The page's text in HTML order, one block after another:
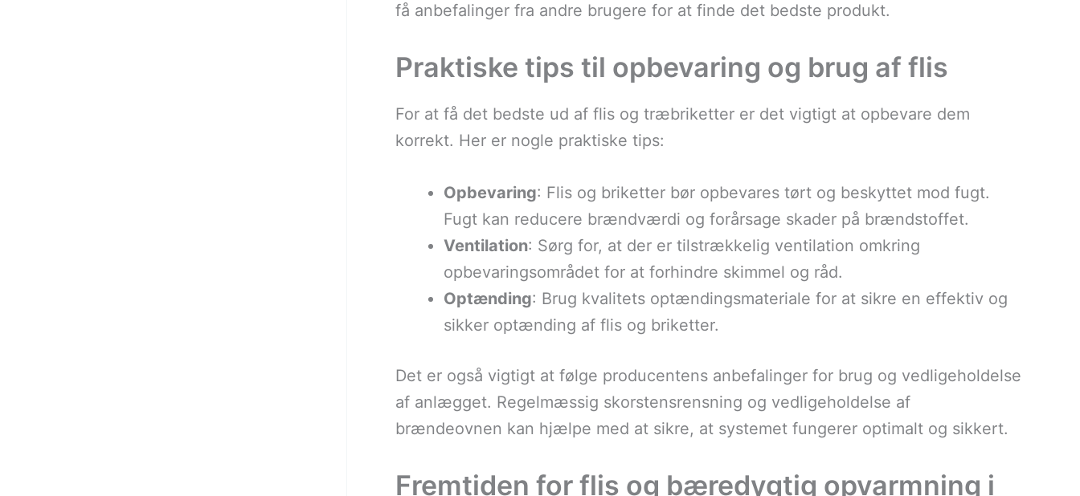
få anbefalinger fra andre brugere for at finde det bedste produkt.
Praktiske tips til opbevaring og brug af flis
For at få det bedste ud af flis og træbriketter er det vigtigt at opbevare dem
korrekt. Her er nogle praktiske tips:
Opbevaring: Flis og briketter bør opbevares tørt og beskyttet mod fugt.
Fugt kan reducere brændværdi og forårsage skader på brændstoffet.
Ventilation: Sørg for, at der er tilstrækkelig ventilation omkring
opbevaringsområdet for at forhindre skimmel og råd.
Optænding: Brug kvalitets optændingsmateriale for at sikre en effektiv og
sikker optænding af flis og briketter.
Det er også vigtigt at følge producentens anbefalinger for brug og vedligeholdelse
af anlægget. Regelmæssig skorstensrensning og vedligeholdelse af
brændeovnen kan hjælpe med at sikre, at systemet fungerer optimalt og sikkert.
Fremtiden for flis og bæredygtig opvarmning i